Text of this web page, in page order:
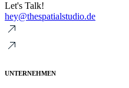
Let's Talk!
hey@thespatialstudio.de
UNTERNEHMEN